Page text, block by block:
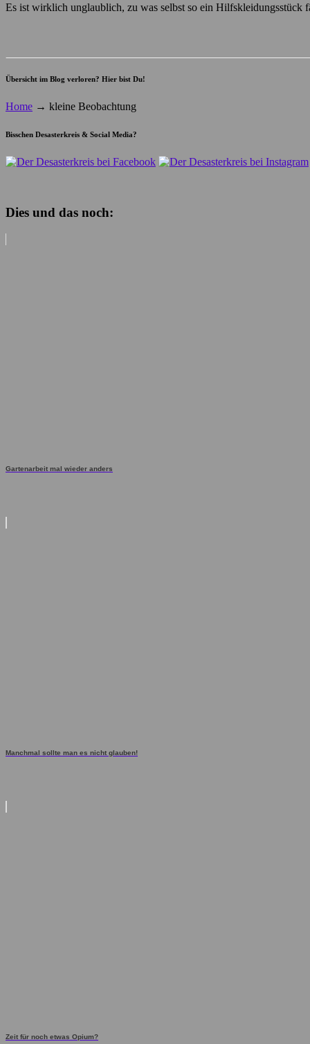
Es ist wirklich unglaublich, zu was selbst so ein Hilfskleidungsstück
Übersicht im Blog verloren? Hier bist Du!
Home → kleine Beobachtung
Bisschen Desasterkreis & Social Media?
Dies und das noch:
Gartenarbeit mal wieder anders
Manchmal sollte man es nicht glauben!
Zeit für noch etwas Opium?